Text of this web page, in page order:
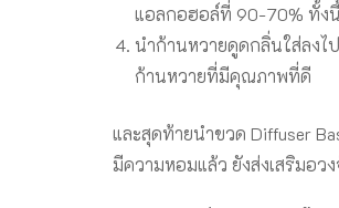
แอลกอฮอล์ที่ 90-70% ทั้ง
นำก้านหวายดูดกลิ่นใส่ลง
ก้านหวายที่มีคุณภาพที่ดี
และสุดท้ายนำขวด Diffuser
มีความหอมแล้ว ยังส่งเสริมอ